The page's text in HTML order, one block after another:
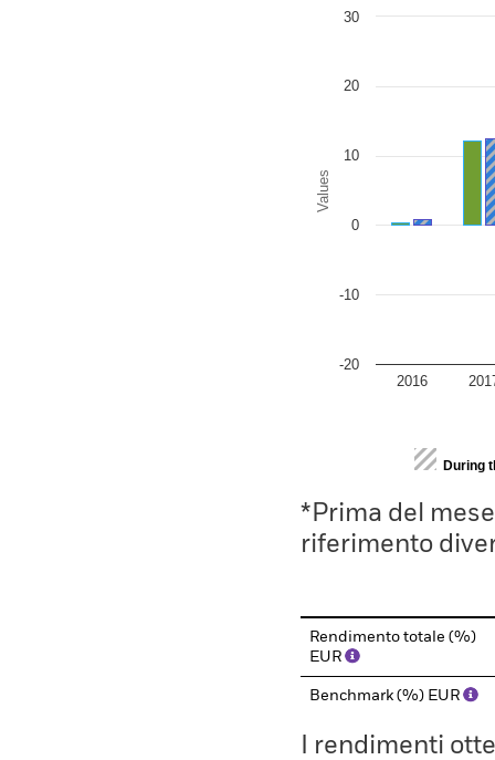
Bar chart with 2 data
Values
2016
-20
-10
0
10
20
30
End of interactive chart.
During
*Prima del
riferimento
Rendimento totale (%)
EUR
Benchmark (%) EUR
I rendimenti